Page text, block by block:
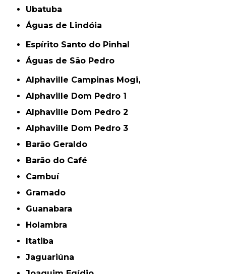
Ubatuba
Águas de Lindóia
Espírito Santo do Pinhal
Águas de São Pedro
Alphaville Campinas Mogi,
Alphaville Dom Pedro 1
Alphaville Dom Pedro 2
Alphaville Dom Pedro 3
Barão Geraldo
Barão do Café
Cambuí
Gramado
Guanabara
Holambra
Itatiba
Jaguariúna